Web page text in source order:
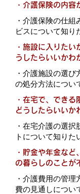
・ 介護保険の内容
・ 介護保険の仕組
ビスについて知り
・ 施設に入りたい
うしたらいいかわ
・ 介護施設の選び
の処分方法につい
・ 在宅で、できる
どうしたらいいか
・ 在宅介護の選択
トについて知りた
・ 貯金や年金など
の暮らしのことが
・ 介護費用の管理
費の見通しについ